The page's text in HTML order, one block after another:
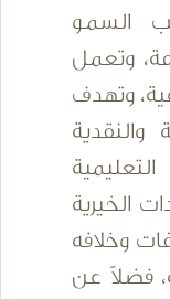
السمو
وتعمل
وتهدف
والنقدية
الخيرية
وخلافه
فضلاً عن